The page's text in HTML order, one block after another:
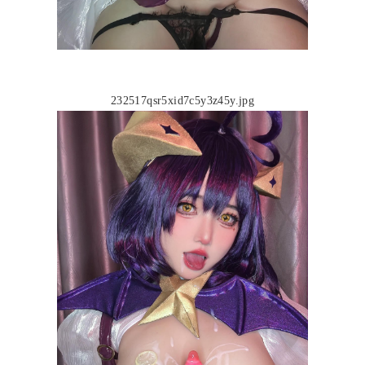
232517qsr5xid7c5y3z45y.jpg